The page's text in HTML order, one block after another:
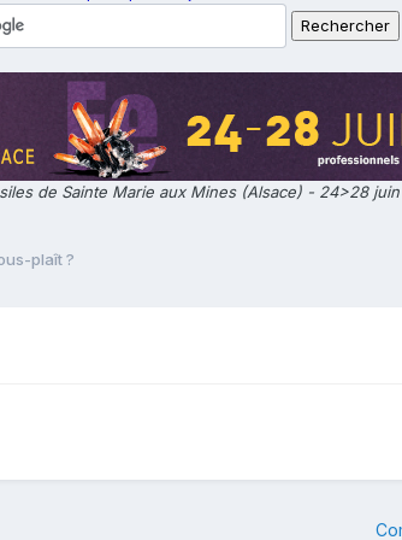
de Sainte Marie aux Mines (Alsace) - 24>28
plaît ?